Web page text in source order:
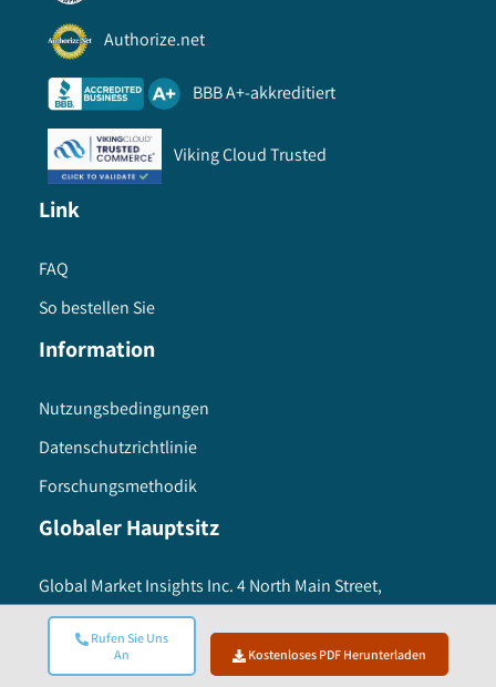
Rufen Sie Uns
An
Kostenloses PDF Herunterladen
Authorize.net
BBB A+-akkreditiert
Viking Cloud Trusted
Link
FAQ
So bestellen Sie
Information
Nutzungsbedingungen
Datenschutzrichtlinie
Forschungsmethodik
Globaler Hauptsitz
Global Market Insights Inc. 4 North Main Street,
Selbyville, Delaware 19975 USA
Toll free :+1-888-689-0688
USA :
+1-302-846-7766